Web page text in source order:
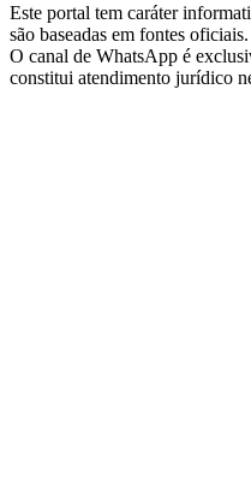
Este portal tem caráter
são baseadas em fontes oficiais.
O canal de WhatsApp é
constitui atendimento jurídico